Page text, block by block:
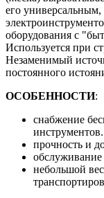
его
оборудования с
Используется при
Незаменимый
постоянного
ОСОБЕННОСТИ:
снабжение
инструментов.
прочность и
обслуживание
небольшой